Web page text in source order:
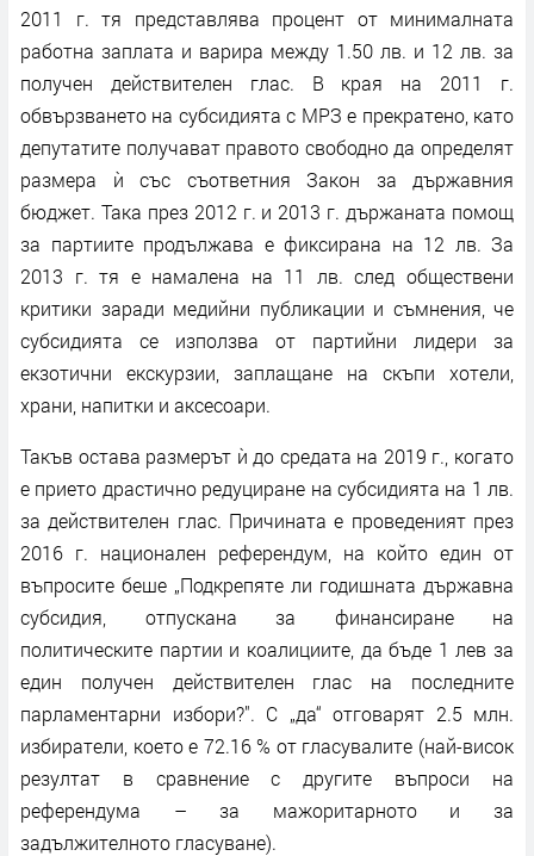
2011 г. тя представлява процент от минималната
работна заплата и варира между 1.50 лв. и 12 лв. за
получен действителен глас. В края на 2011 г.
обвързването на субсидията с МРЗ е прекратено, като
депутатите получават правото свободно да определят
размера ѝ със съответния Закон за държавния
бюджет. Така през 2012 г. и 2013 г. държаната помощ
за партиите продължава е фиксирана на 12 лв. За
2013 г. тя е намалена на 11 лв. след обществени
критики заради медийни публикации и съмнения, че
субсидията се използва от партийни лидери за
екзотични екскурзии, заплащане на скъпи хотели,
храни, напитки и аксесоари.
Такъв остава размерът ѝ до средата на 2019 г., когато
е прието драстично редуциране на субсидията на 1 лв.
за действителен глас. Причината е проведеният през
2016 г. национален референдум, на който един от
въпросите беше „Подкрепяте ли годишната държавна
субсидия, отпускана за финансиране на
политическите партии и коалициите, да бъде 1 лев за
един получен действителен глас на последните
парламентарни избори?". С „да“ отговарят 2.5 млн.
избиратели, което е 72.16 % от гласувалите (най-висок
резултат в сравнение с другите въпроси на
референдума – за мажоритарното и за
задължителното гласуване).